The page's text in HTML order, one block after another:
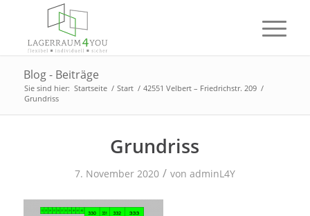
Blog - Beiträge
Sie sind hier: Startseite / Start / 42551 Velbert – Friedrichstr. 209 /
Grundriss
Grundriss
7. November 2020 / von adminL4Y